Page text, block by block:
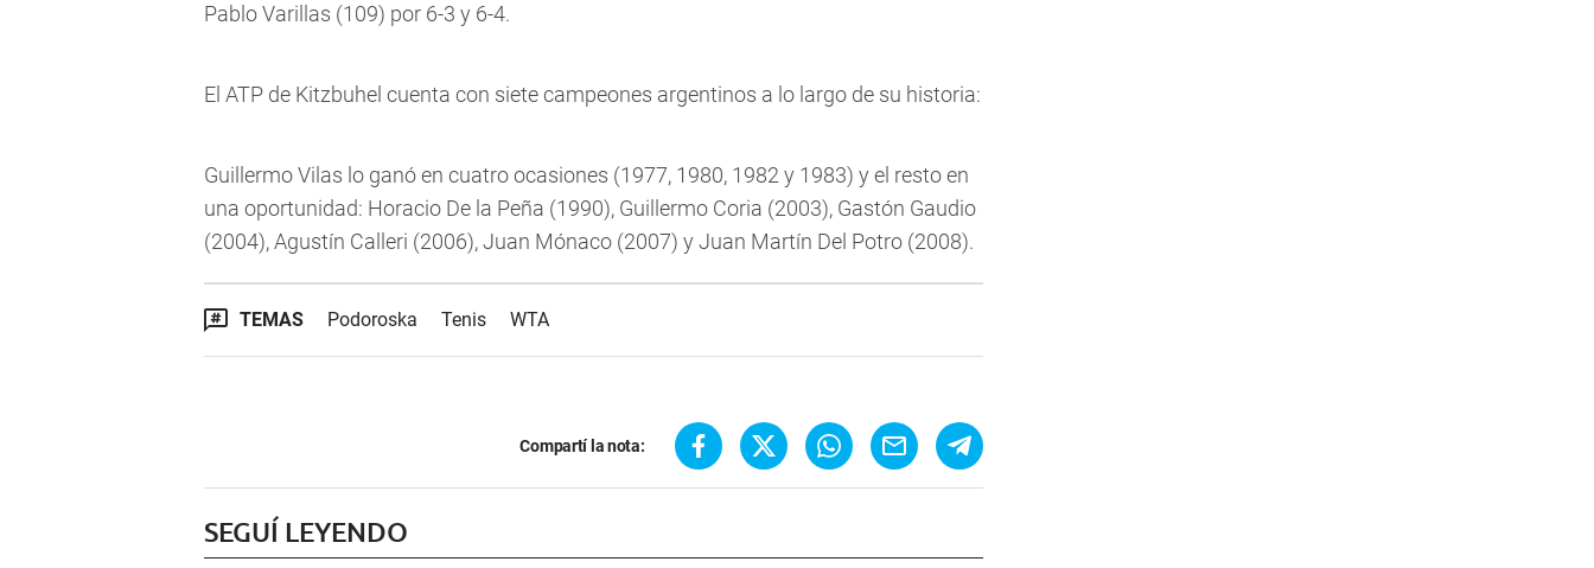
Pablo Varillas (109) por 6-3 y 6-4.
El ATP de Kitzbuhel cuenta con siete campeones argentinos a lo largo de su historia:
Guillermo Vilas lo ganó en cuatro ocasiones (1977, 1980, 1982 y 1983) y el resto en
una oportunidad: Horacio De la Peña (1990), Guillermo Coria (2003), Gastón Gaudio
(2004), Agustín Calleri (2006), Juan Mónaco (2007) y Juan Martín Del Potro (2008).
TEMAS Podoroska Tenis WTA
Compartí la nota:
SEGUÍ LEYENDO